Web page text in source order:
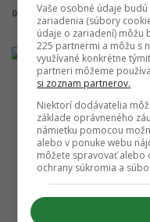
01.06.2020 09:45:00 ADRIAN
Vaše osobné údaje
zariadenia (súbory
údaje o zariadení) môžu
225 partnermi a môžu s
využívané konkrétne
partneri môžeme
si zoznam partnerov.
Niektorí dodávatelia
základe oprávneného
námietku pomocou
alebo v ponuke webu
môžete spravovať alebo
ochrany súkromia a